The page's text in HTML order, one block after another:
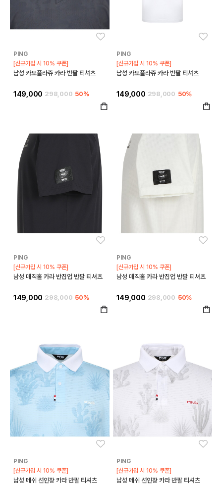
PING
[신규가입 시 10% 쿠폰]
남성 카모플라쥬 카라 반팔 티셔츠
149,000 298,000 50%
PING
[신규가입 시 10% 쿠폰]
남성 카모플라쥬 카라 반팔 티셔츠
149,000 298,000 50%
PING
[신규가입 시 10% 쿠폰]
남성 매직홀 카라 반집업 반팔 티셔츠
149,000 298,000 50%
PING
[신규가입 시 10% 쿠폰]
남성 매직홀 카라 반집업 반팔 티셔츠
149,000 298,000 50%
PING
[신규가입 시 10% 쿠폰]
남성 메쉬 선인장 카라 반팔 티셔츠
PING
[신규가입 시 10% 쿠폰]
남성 메쉬 선인장 카라 반팔 티셔츠